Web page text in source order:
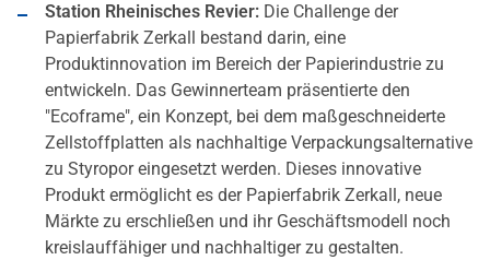
Station Rheinisches Revier: Die Challenge der
Papierfabrik Zerkall bestand darin, eine
Produktinnovation im Bereich der Papierindustrie zu
entwickeln. Das Gewinnerteam präsentierte den
"Ecoframe", ein Konzept, bei dem maßgeschneiderte
Zellstoffplatten als nachhaltige Verpackungsalternative
zu Styropor eingesetzt werden. Dieses innovative
Produkt ermöglicht es der Papierfabrik Zerkall, neue
Märkte zu erschließen und ihr Geschäftsmodell noch
kreislauffähiger und nachhaltiger zu gestalten.